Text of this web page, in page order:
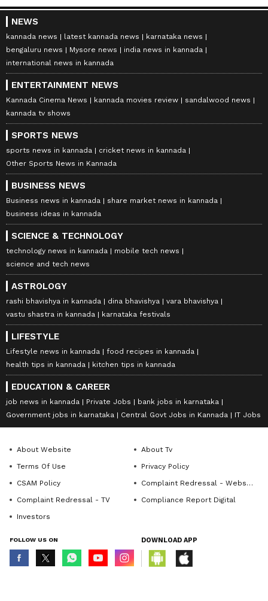
NEWS
kannada news latest kannada news
karnataka news
bengaluru news
Mysore news
india news in kannada
international news in kannada
ENTERTAINMENT NEWS
Kannada Cinema News kannada movies review
sandalwood news
kannada tv shows
SPORTS NEWS
sports news in kannada
cricket news in kannada
Other Sports News in Kannada
BUSINESS NEWS
Business news in kannada
share market news in kannada
business ideas in kannada
SCIENCE & TECHNOLOGY
technology news in kannada
mobile tech news
science and tech news
ASTROLOGY
rashi bhavishya in kannada dina bhavishya
vara bhavishya
vastu shastra in kannada
karnataka festivals
LIFESTYLE
Lifestyle news in kannada
food recipes in kannada
health tips in kannada
kitchen tips in kannada
EDUCATION & CAREER
job news in kannada Private Jobs
bank jobs in karnataka
Government jobs in karnataka
Central Govt Jobs in Kannada IT Jobs
About Website
About Tv
Terms Of Use
Privacy Policy
CSAM Policy
Complaint Redressal - Website
Complaint Redressal - TV
Compliance Report Digital
Investors
FOLLOW US ON DOWNLOAD APP